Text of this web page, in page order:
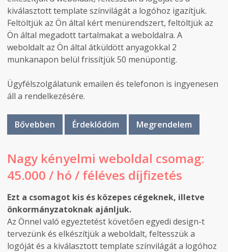
kiválasztott template színvilágát a logóhoz igazítjuk.
Feltöltjük az Ön által kért menürendszert, feltöltjük az
Ön által megadott tartalmakat a weboldalra. A
weboldalt az Ön által átküldött anyagokkal 2
munkanapon belül frissítjük 50 menüpontig.
Ügyfélszolgálatunk emailen és telefonon is ingyenesen
áll a rendelkezésére.
Bővebben Érdeklődöm Megrendelem
Nagy kényelmi weboldal csomag:
45.000 / hó / féléves díjfizetés
Ezt a csomagot kis és közepes cégeknek, illetve
önkormányzatoknak ajánljuk.
Az Önnel való egyeztetést követően egyedi design-t
tervezünk és elkészítjük a weboldalt, feltesszük a
logóját és a kiválasztott template színvilágát a logóhoz